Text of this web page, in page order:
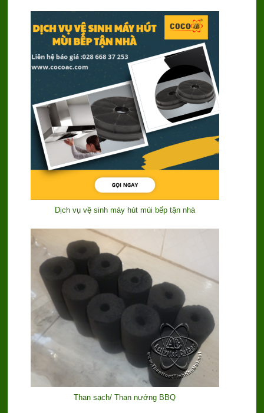
Dịch vụ vệ sinh máy hút mùi bếp tận nhà
Than sạch/ Than nướng BBQ